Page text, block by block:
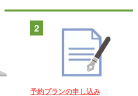
予約プランの申し込み